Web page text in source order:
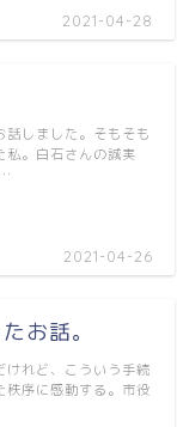
2021-04-28
2021-04-26
しました。そもそも
私。白石さんの誠実
お話。
けれど、こういう手続
秩序に感動する。市役